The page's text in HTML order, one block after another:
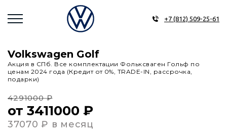
+7 (812) 509-25-61
Volkswagen Golf
Акция в СПб. Все комплектации Фольксваген Гольф по
ценам 2024 года (Кредит от 0%, TRADE-IN, рассрочка,
подарки)
4291000 ₽
от 3411000 ₽
37070 ₽ в месяц